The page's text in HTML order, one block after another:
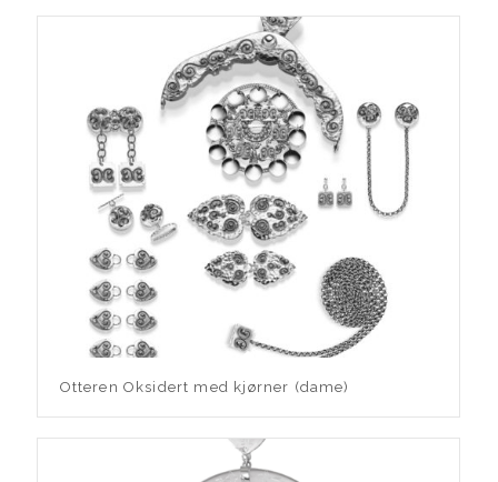
Otteren Oksidert med kjørner (dame)